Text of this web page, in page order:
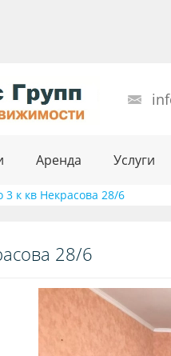
Аренда Услуги
3 к кв Некрасова 28/6
28/6